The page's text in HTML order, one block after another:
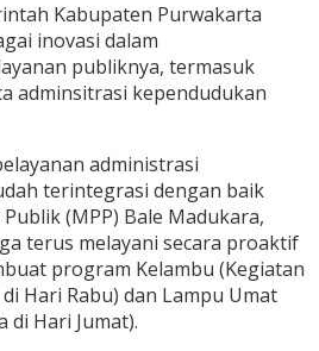
Kabupaten Purwakarta
inovasi dalam
publiknya, termasuk
adminsitrasi kependudukan
administrasi
terintegrasi dengan baik
(MPP) Bale Madukara,
terus melayani secara proaktif
program Kelambu (Kegiatan
Hari Rabu) dan Lampu Umat
di Hari Jumat).